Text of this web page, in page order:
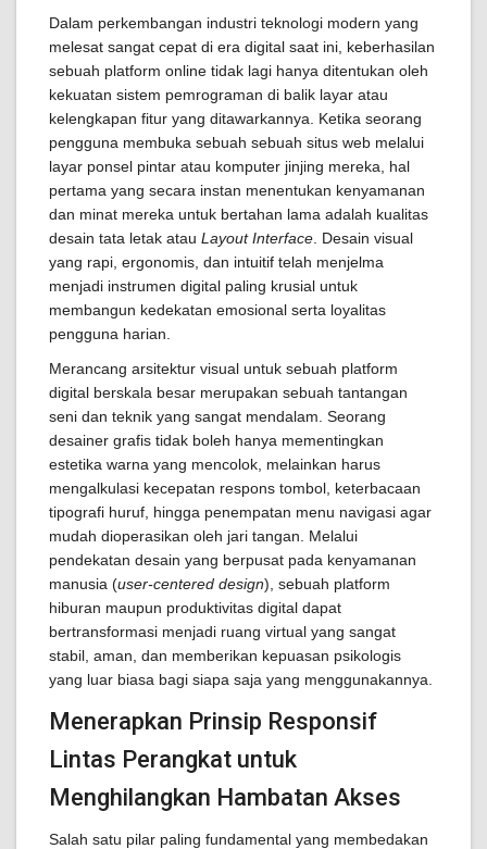
Dalam perkembangan industri teknologi modern yang
melesat sangat cepat di era digital saat ini, keberhasilan
sebuah platform online tidak lagi hanya ditentukan oleh
kekuatan sistem pemrograman di balik layar atau
kelengkapan fitur yang ditawarkannya. Ketika seorang
pengguna membuka sebuah sebuah situs web melalui
layar ponsel pintar atau komputer jinjing mereka, hal
pertama yang secara instan menentukan kenyamanan
dan minat mereka untuk bertahan lama adalah kualitas
desain tata letak atau Layout Interface . Desain visual
yang rapi, ergonomis, dan intuitif telah menjelma
menjadi instrumen digital paling krusial untuk
membangun kedekatan emosional serta loyalitas
pengguna harian.
Merancang arsitektur visual untuk sebuah platform
digital berskala besar merupakan sebuah tantangan
seni dan teknik yang sangat mendalam. Seorang
desainer grafis tidak boleh hanya mementingkan
estetika warna yang mencolok, melainkan harus
mengalkulasi kecepatan respons tombol, keterbacaan
tipografi huruf, hingga penempatan menu navigasi agar
mudah dioperasikan oleh jari tangan. Melalui
pendekatan desain yang berpusat pada kenyamanan
manusia (user-centered design), sebuah platform
hiburan maupun produktivitas digital dapat
bertransformasi menjadi ruang virtual yang sangat
stabil, aman, dan memberikan kepuasan psikologis
yang luar biasa bagi siapa saja yang menggunakannya.
Menerapkan Prinsip Responsif
Lintas Perangkat untuk
Menghilangkan Hambatan Akses
Salah satu pilar paling fundamental yang membedakan